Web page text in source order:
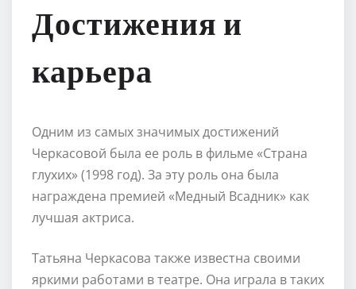
Достижения и
карьера
Одним из самых значимых достижений
Черкасовой была ее роль в фильме «Страна
глухих» (1998 год). За эту роль она была
награждена премией «Медный Всадник» как
лучшая актриса.
Татьяна Черкасова также известна своими
яркими работами в театре. Она играла в таких